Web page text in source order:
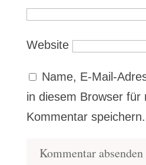
Website
Name, E-Mail-
in diesem Browser für
Kommentar speichern.